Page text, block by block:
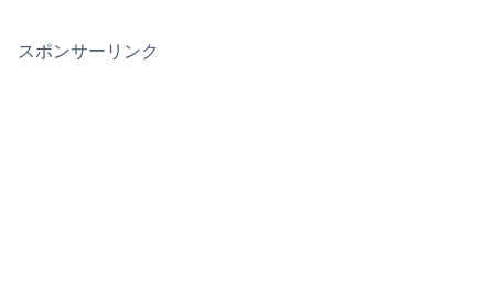
スポンサーリンク